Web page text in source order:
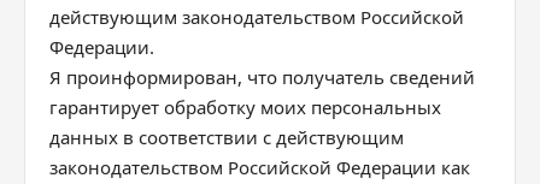
действующим законодательством Российской
Федерации.
Я проинформирован, что получатель сведений
гарантирует обработку моих персональных
данных в соответствии с действующим
законодательством Российской Федерации как